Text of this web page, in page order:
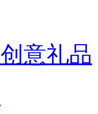
创意礼品